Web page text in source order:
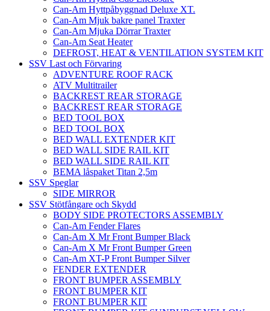
Can-Am Hyttpåbyggnad Deluxe XT.
Can-Am Mjuk bakre panel Traxter
Can-Am Mjuka Dörrar Traxter
Can-Am Seat Heater
DEFROST, HEAT & VENTILATION SYSTEM KIT
SSV Last och Förvaring
ADVENTURE ROOF RACK
ATV Multitrailer
BACKREST REAR STORAGE
BACKREST REAR STORAGE
BED TOOL BOX
BED TOOL BOX
BED WALL EXTENDER KIT
BED WALL SIDE RAIL KIT
BED WALL SIDE RAIL KIT
BEMA låspaket Titan 2,5m
SSV Speglar
SIDE MIRROR
SSV Stötfångare och Skydd
BODY SIDE PROTECTORS ASSEMBLY
Can-Am Fender Flares
Can-Am X Mr Front Bumper Black
Can-Am X Mr Front Bumper Green
Can-Am XT-P Front Bumper Silver
FENDER EXTENDER
FRONT BUMPER ASSEMBLY
FRONT BUMPER KIT
FRONT BUMPER KIT